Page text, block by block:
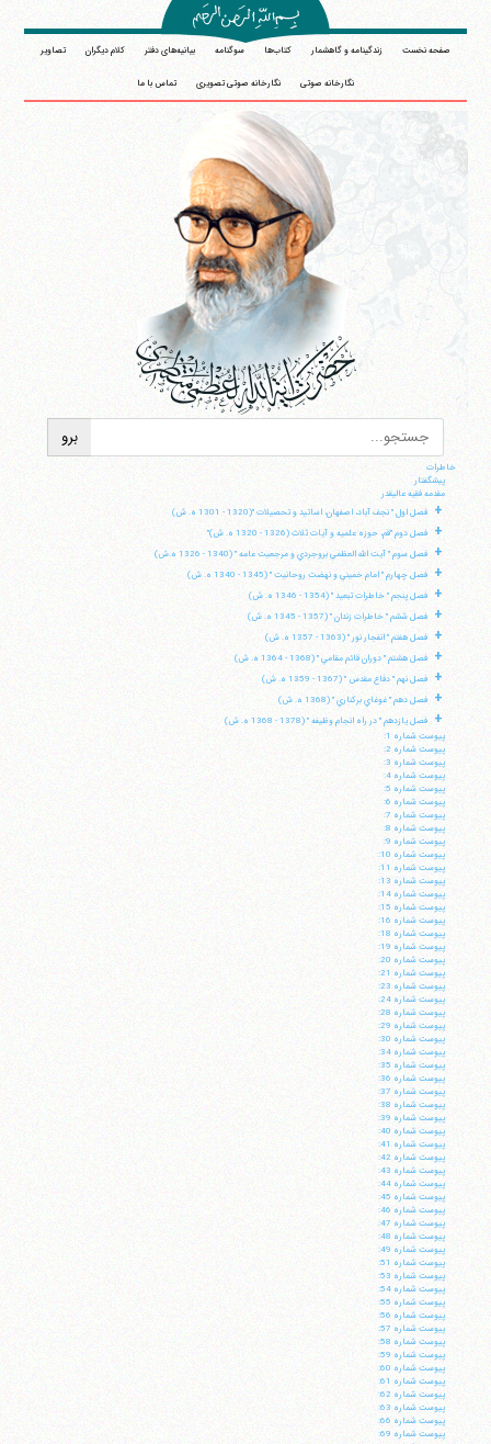
صفحه نخست زندگینامه و گاهشمار کتاب‌ها سوگنامه بیانیه‌های دفتر کلام دیگران تصاویر
نگارخانه صوتی نگارخانه صوتی تصویری تماس با ما
خاطرات
پيشگفتار
مقدمه فقيه عاليقدر
+ فصل اول " نجف آباد، اصفهان، اساتيد و تحصيلات "(1320 - 1301 ه. ش)
+ فصل دوم "قم، حوزه علميه و آيات ثلاث (1326 - 1320 ه. ش)"
+ فصل سوم " آيت الله العظمي بروجردي و مرجعيت عامه " (1340 - 1326 ه.ش)
+ فصل چهارم " امام خميني و نهضت روحانيت " (1345 - 1340 ه. ش)
+ فصل پنجم " خاطرات تبعيد " (1354 - 1346 ه. ش)
+ فصل ششم " خاطرات زندان " (1357 - 1345 ه. ش)
+ فصل هفتم " انفجار نور " (1363 - 1357 ه. ش)
+ فصل هشتم " دوران قائم مقامي " (1368 - 1364 ه. ش)
+ فصل نهم " دفاع مقدس " (1367 - 1359 ه. ش)
+ فصل دهم " غوغاي بركناري " (1368 ه. ش)
+
فصل يازدهم " در راه انجام وظيفه " (1378 - 1368 ه. ش)
پيوست شماره 1:
پيوست شماره 2:
پيوست شماره 3:
پيوست شماره 4:
پيوست شماره 5:
پيوست شماره 6:
پيوست شماره 7:
پيوست شماره 8:
پيوست شماره 9:
پيوست شماره 10:
پيوست شماره 11:
پيوست شماره 13:
پيوست شماره 14:
پيوست شماره 15:
پيوست شماره 16:
پيوست شماره 18:
پيوست شماره 19:
پيوست شماره 20:
پيوست شماره 21:
پيوست شماره 23:
پيوست شماره 24:
پيوست شماره 28:
پيوست شماره 29:
پيوست شماره 30:
پيوست شماره 34:
پيوست شماره 35:
پيوست شماره 36:
پيوست شماره 37:
پيوست شماره 38:
پيوست شماره 39:
پيوست شماره 40:
پيوست شماره 41:
پيوست شماره 42:
پيوست شماره 43:
پيوست شماره 44:
پيوست شماره 45:
پيوست شماره 46:
پيوست شماره 47:
پيوست شماره 48:
پيوست شماره 49:
پيوست شماره 51:
پيوست شماره 53:
پيوست شماره 54:
پيوست شماره 55:
پيوست شماره 56:
پيوست شماره 57:
پيوست شماره 58:
پيوست شماره 59:
پيوست شماره 60:
پيوست شماره 61:
پيوست شماره 62:
پيوست شماره 63:
پيوست شماره 66:
پيوست شماره 69: